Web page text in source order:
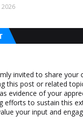
2026
invited to share
this post or related
evidence of your
efforts to sustain this
your input and